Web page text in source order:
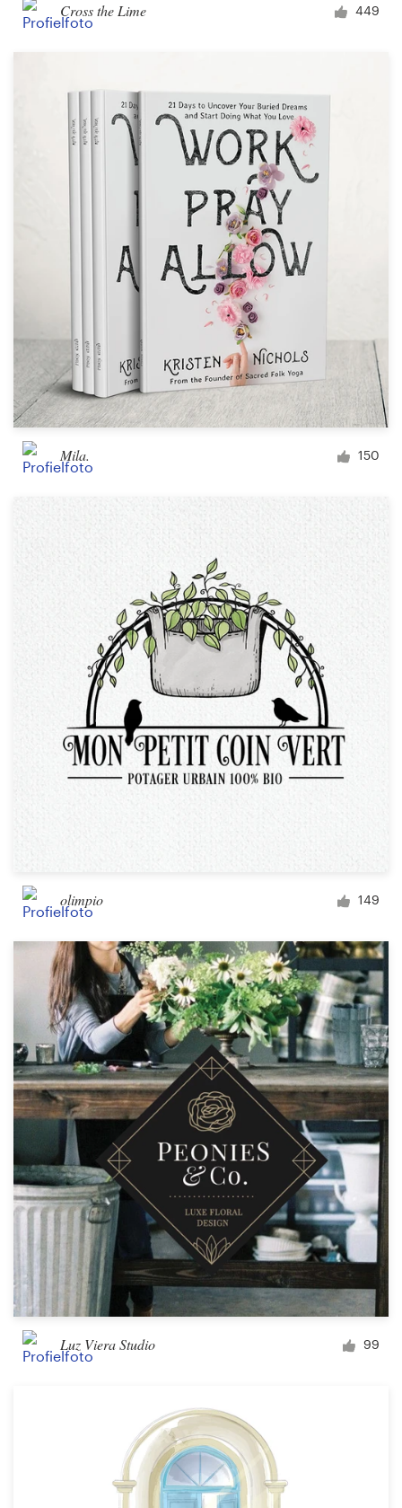
Cross the Lime 449
Mila. 150
olimpio 149
Luz Viera Studio 99
Ontvang
ontwerp
Logo-ontwerp
Blader door alle categorieën
Klantenservice
+49 30 568 377 84
Helpcentrum
Bronnen
Word een designer